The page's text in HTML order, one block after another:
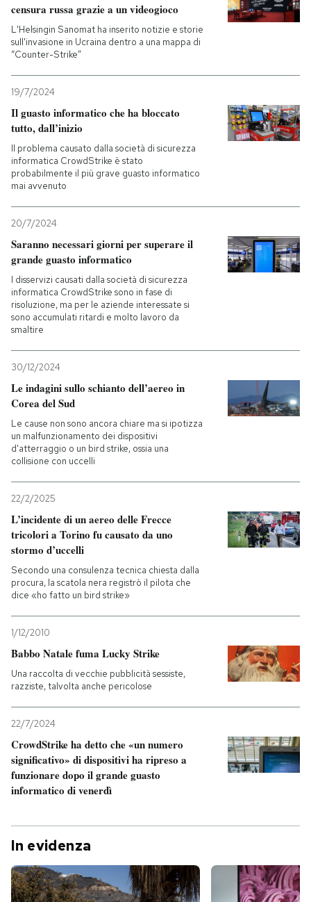
censura russa grazie a un videogioco
L'Helsingin Sanomat ha inserito notizie e storie
sull'invasione in Ucraina dentro a una mappa di
“Counter-Strike”
19/7/2024
Il guasto informatico che ha bloccato
tutto, dall’inizio
Il problema causato dalla società di sicurezza
informatica CrowdStrike è stato
probabilmente il più grave guasto informatico
mai avvenuto
20/7/2024
Saranno necessari giorni per superare il
grande guasto informatico
I disservizi causati dalla società di sicurezza
informatica CrowdStrike sono in fase di
risoluzione, ma per le aziende interessate si
sono accumulati ritardi e molto lavoro da
smaltire
30/12/2024
Le indagini sullo schianto dell’aereo in
Corea del Sud
Le cause non sono ancora chiare ma si ipotizza
un malfunzionamento dei dispositivi
d'atterraggio o un bird strike, ossia una
collisione con uccelli
22/2/2025
L’incidente di un aereo delle Frecce
tricolori a Torino fu causato da uno
stormo d’uccelli
Secondo una consulenza tecnica chiesta dalla
procura, la scatola nera registrò il pilota che
dice «ho fatto un bird strike»
1/12/2010
Babbo Natale fuma Lucky Strike
Una raccolta di vecchie pubblicità sessiste,
razziste, talvolta anche pericolose
22/7/2024
CrowdStrike ha detto che «un numero
significativo» di dispositivi ha ripreso a
funzionare dopo il grande guasto
informatico di venerdì
In evidenza